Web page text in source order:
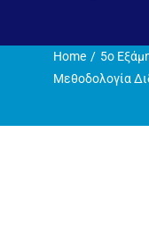
Ανακοινώσεις
Home
5o
Μεθοδολογία